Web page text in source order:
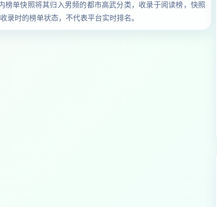
榜单快照将其归入男频的都市高武分类，收录于阅读榜，快照
录时的榜单状态，不代表平台实时排名。